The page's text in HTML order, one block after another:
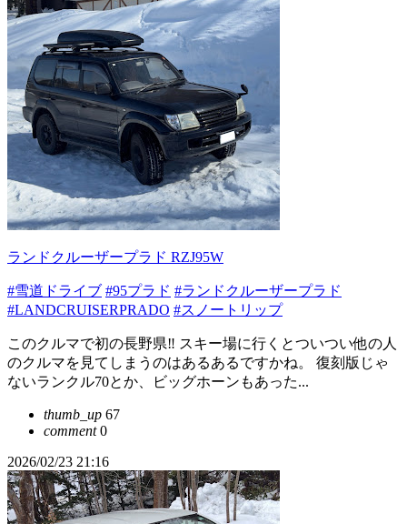
ランドクルーザープラド RZJ95W
#雪道ドライブ #95プラド #ランドクルーザープラド
#LANDCRUISERPRADO #スノートリップ
このクルマで初の長野県‼︎ スキー場に行くとついつい他の人
のクルマを見てしまうのはあるあるですかね。 復刻版じゃ
ないランクル70とか、ビッグホーンもあった...
thumb_up 67
comment0
2026/02/23 21:16